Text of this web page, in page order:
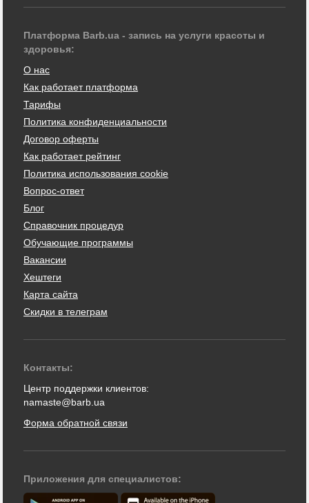
Платформа Barb.ua - запись на услуги красоты и
здоровья:
О нас
Как работает платформа
Тарифы
Политика конфиденциальности
Договор оферты
Как работает рейтинг
Политика использования cookie
Вопрос-ответ
Блог
Справочник процедур
Обучающие программы
Вакансии
Хештеги
Карта сайта
Скидки в телеграм
Контакты:
Центр поддержки клиентов:
namaste@barb.ua
Форма обратной связи
Приложения для специалистов: